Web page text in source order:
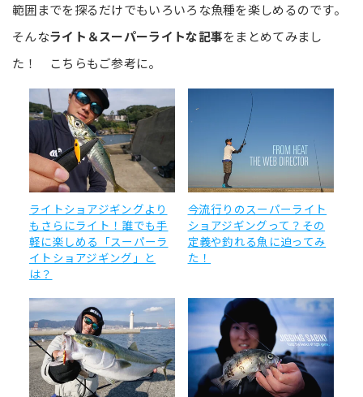
範囲までを探るだけでもいろいろな魚種を楽しめるのです。
そんなライト＆スーパーライトな記事をまとめてみまし
た！ こちらもご参考に。
ライトショアジギングより
もさらにライト！誰でも手
軽に楽しめる「スーパーラ
イトショアジギング」と
は？
今流行りのスーパーライト
ショアジギングって？その
定義や釣れる魚に迫ってみ
た！